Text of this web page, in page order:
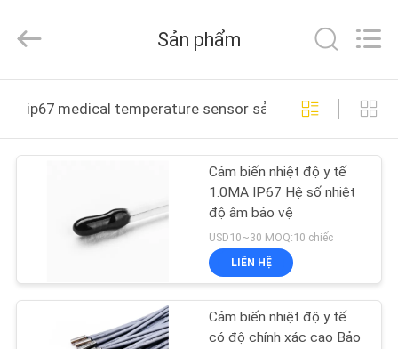
CHỦ
VỀ
CHÚNG
Shinein
Electornics
All
Reserved.
Sản phẩm
ip67 medical temperature sensor sản xuất trực tuyến
Cảm biến nhiệt độ y tế
1.0MA IP67 Hệ số nhiệt
độ âm bảo vệ
USD10~30 MOQ:10 chiếc
LIÊN HỆ
Cảm biến nhiệt độ y tế
có độ chính xác cao Bảo